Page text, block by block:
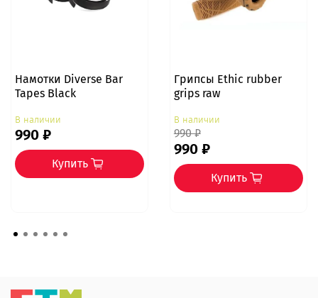
Намотки Diverse Bar
Tapes Black
В наличии
990 ₽
Купить
Грипсы Ethic rubber
grips raw
В наличии
990 ₽
990 ₽
Купить